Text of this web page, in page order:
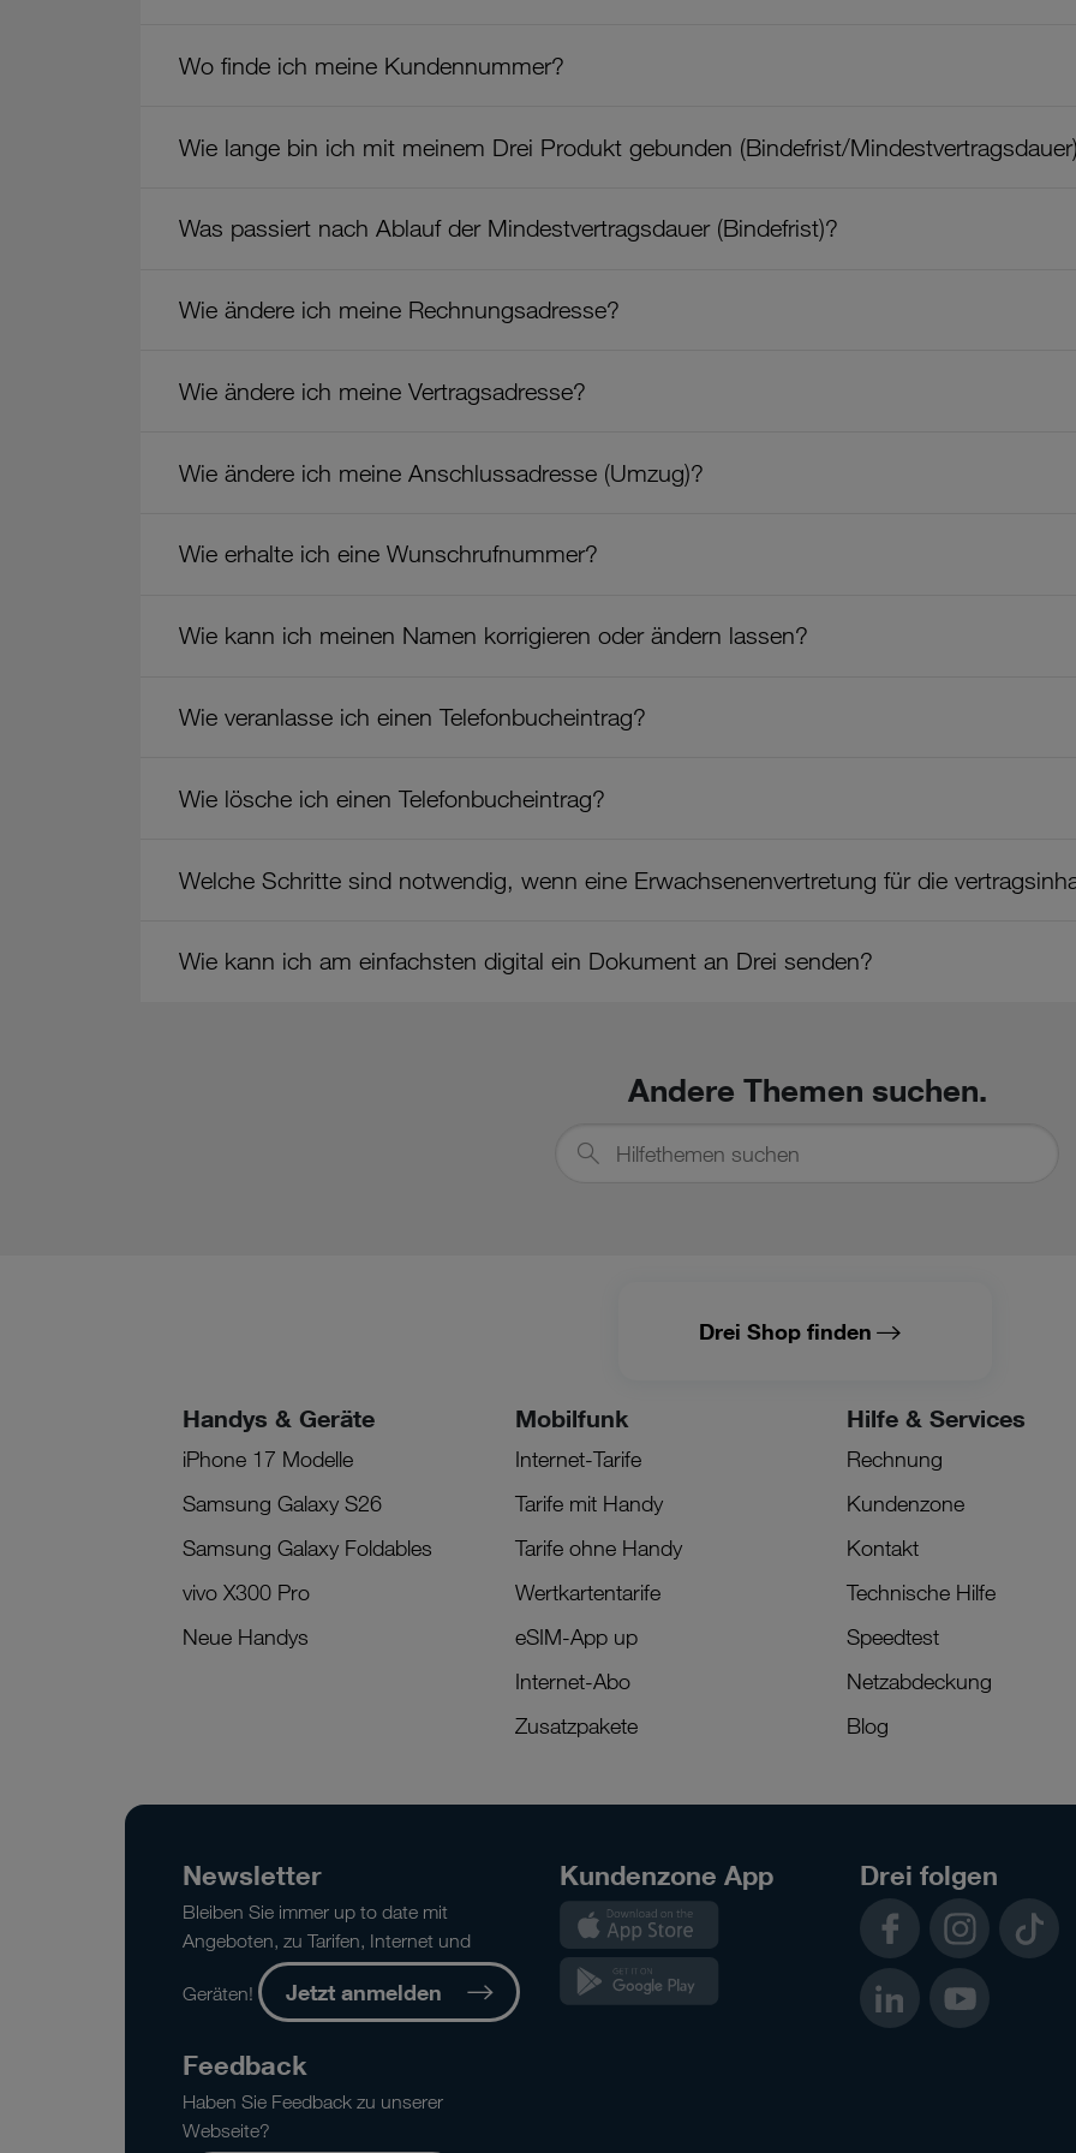
Wo finde ich meine Kundennummer?
Wie lange bin ich mit meinem Drei Produkt gebunden (Bindefrist/
Was passiert nach Ablauf der Mindestvertragsdauer (Bindefrist)?
Wie ändere ich meine Rechnungsadresse?
Wie ändere ich meine Vertragsadresse?
Wie ändere ich meine Anschlussadresse (Umzug)?
Wie erhalte ich eine Wunschrufnummer?
Wie kann ich meinen Namen korrigieren oder ändern lassen?
Wie veranlasse ich einen Telefonbucheintrag?
Wie lösche ich einen Telefonbucheintrag?
Welche Schritte sind notwendig, wenn eine Erwachsenenvertretung für die
Wie kann ich am einfachsten digital ein Dokument an Drei senden?
Andere Themen suchen.
suchen
Drei Shop finden
Handys & Geräte
iPhone 17 Modelle
Samsung Galaxy S26
Samsung Galaxy Foldables
vivo X300 Pro
Neue Handys
Mobilfunk
Internet-Tarife
Tarife mit Handy
Tarife ohne Handy
Wertkartentarife
eSIM-App up
Internet-Abo
Zusatzpakete
Hilfe & Services
Rechnung
Kundenzone
Kontakt
Technische Hilfe
Speedtest
Netzabdeckung
Blog
Newsletter
Bleiben Sie immer up to date mit
Angeboten, zu Tarifen, Internet und
Geräten! Jetzt anmelden
Feedback
Haben Sie Feedback zu unserer
Webseite?
Kundenzone App Drei folgen
InstagramTikTok
YouTube